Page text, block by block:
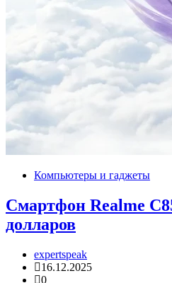
Компьютеры и гаджеты
Смартфон Realme
долларов
expertspeak
16.12.2025
0